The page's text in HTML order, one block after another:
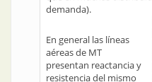
demanda).
En general las líneas
aéreas de MT
presentan reactancia y
resistencia del mismo